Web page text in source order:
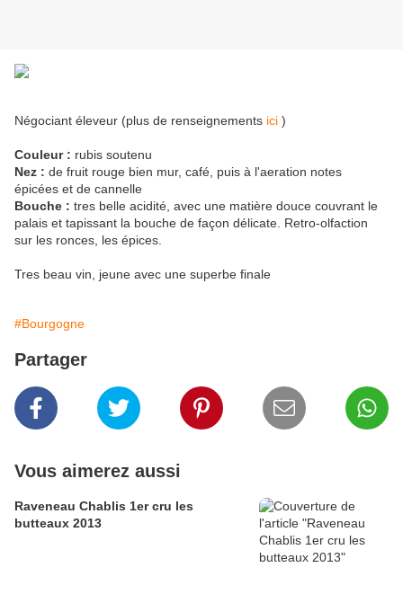
Négociant éleveur (plus de renseignements ici )
Couleur : rubis soutenu
Nez : de fruit rouge bien mur, café, puis à l'aeration notes
épicées et de cannelle
Bouche : tres belle acidité, avec une matière douce couvrant le
palais et tapissant la bouche de façon délicate. Retro-olfaction
sur les ronces, les épices.
Tres beau vin, jeune avec une superbe finale
#Bourgogne
Partager
Vous aimerez aussi
Raveneau Chablis 1er cru les
butteaux 2013